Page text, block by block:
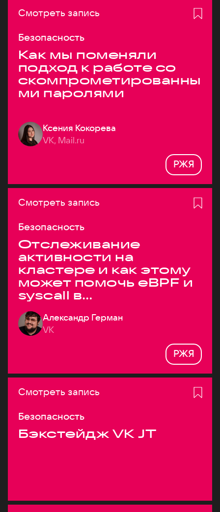
Смотреть запись
Безопасность
Как мы поменяли
подход к работе со
скомпрометированны
ми паролями
Ксения Кокорева
VK, Mail.ru
РЖЯ
Смотреть запись
Безопасность
Отслеживание
активности на
кластере и как этому
может помочь eBPF и
syscall в
высоконагруженных
системах
Александр Герман
VK
РЖЯ
Смотреть запись
Безопасность
Бэкстейдж VK JT